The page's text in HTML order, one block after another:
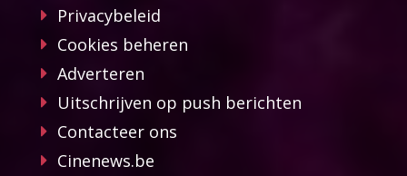
Privacybeleid
Cookies beheren
Adverteren
Uitschrijven op push berichten
Contacteer ons
Cinenews.be